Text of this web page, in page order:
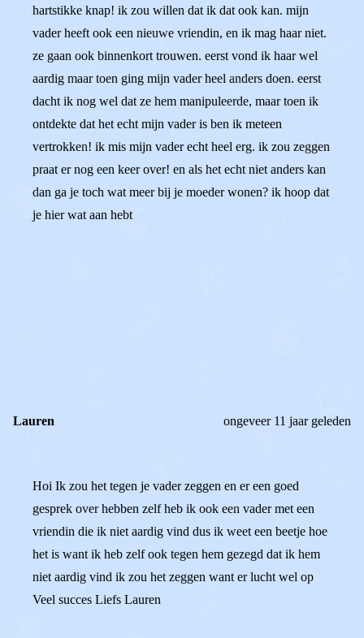
hartstikke knap! ik zou willen dat ik dat ook kan. mijn
vader heeft ook een nieuwe vriendin, en ik mag haar niet.
ze gaan ook binnenkort trouwen. eerst vond ik haar wel
aardig maar toen ging mijn vader heel anders doen. eerst
dacht ik nog wel dat ze hem manipuleerde, maar toen ik
ontdekte dat het echt mijn vader is ben ik meteen
vertrokken! ik mis mijn vader echt heel erg. ik zou zeggen
praat er nog een keer over! en als het echt niet anders kan
dan ga je toch wat meer bij je moeder wonen? ik hoop dat
je hier wat aan hebt
Lauren ongeveer 11 jaar geleden
Hoi Ik zou het tegen je vader zeggen en er een goed
gesprek over hebben zelf heb ik ook een vader met een
vriendin die ik niet aardig vind dus ik weet een beetje hoe
het is want ik heb zelf ook tegen hem gezegd dat ik hem
niet aardig vind ik zou het zeggen want er lucht wel op
Veel succes Liefs Lauren